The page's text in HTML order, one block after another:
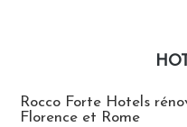
Rocco Forte Hotels
Florence et Rome